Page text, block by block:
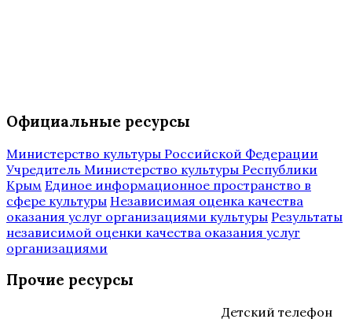
Официальные ресурсы
Министерство культуры Российской Федерации
Учредитель Министерство культуры Республики
Крым Единое информационное пространство в
сфере культуры Независимая оценка качества
оказания услуг организациями культуры Результаты
независимой оценки качества оказания услуг
организациями
Прочие ресурсы
Детский телефон